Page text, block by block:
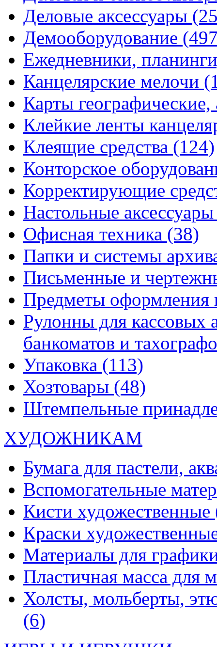
Деловые аксессуары
Демооборудование
Ежедневники,
Канцелярские мелочи
Карты
Клейкие ленты
Клеящие средства (124)
Конторское
Корректирующие
Настольные
Офисная техника (38)
Папки и системы
Письменные и
Предметы оформления
Рулонны для кассовых
банкоматов и
Упаковка (113)
Хозтовары (48)
Штемпельные
ХУДОЖНИКАМ
Бумага для пастели,
Вспомогательные
Кисти художественные
Краски
Материалы для
Пластичная масса для
Холсты, мольберты,
(6)